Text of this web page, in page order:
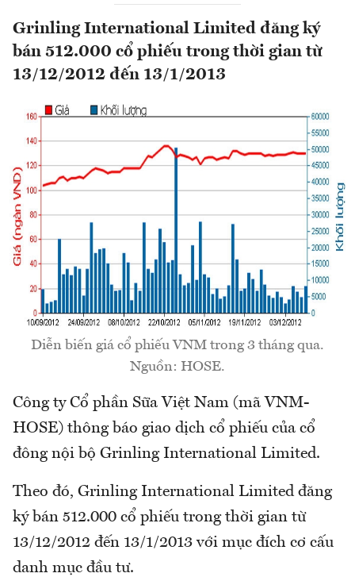
Grinling International Limited đăng ký
bán 512.000 cổ phiếu trong thời gian từ
13/12/2012 đến 13/1/2013
Diễn biến giá cổ phiếu VNM trong 3 tháng qua.
Nguồn: HOSE.
Công ty Cổ phần Sữa Việt Nam (mã VNM-
HOSE) thông báo giao dịch cổ phiếu của cổ
đông nội bộ Grinling International Limited.
Theo đó, Grinling International Limited đăng
ký bán 512.000 cổ phiếu trong thời gian từ
13/12/2012 đến 13/1/2013 với mục đích cơ cấu
danh mục đầu tư.